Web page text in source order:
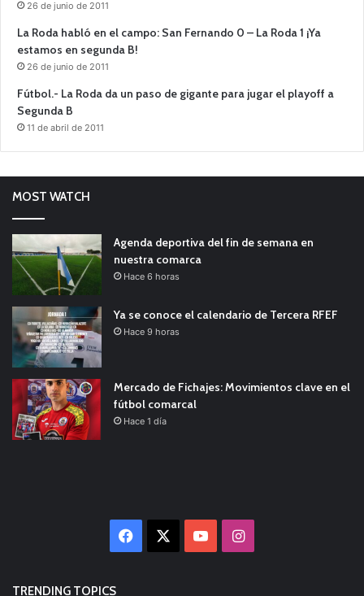
26 de junio de 2011
La Roda habló en el campo: San Fernando 0 – La Roda 1 ¡Ya
estamos en segunda B!
26 de junio de 2011
Fútbol.- La Roda da un paso de gigante para jugar el playoff a
Segunda B
11 de abril de 2011
MOST WATCH
Agenda deportiva del fin de semana en
nuestra comarca
Hace 6 horas
Ya se conoce el calendario de Tercera RFEF
Hace 9 horas
Mercado de Fichajes: Movimientos clave en el
fútbol comarcal
Hace 1 día
Facebook YouTubeInstagram
TRENDING TOPICS